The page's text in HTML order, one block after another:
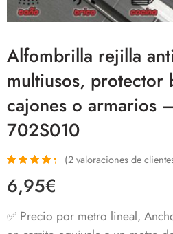
Alfombrilla rejilla
multiusos, protector
cajones o armarios
702S010
con 4.50de
5 en base a
de clientes
(2valoraciones de
6,95€
✅ Precio por metro lineal,